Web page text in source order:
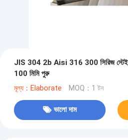
JIS 304 2b Aisi 316 300 সিরিজ
100 মিমি পুরু
মূল্য：Elaborate MOQ：1 টন
ভালো দাম